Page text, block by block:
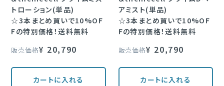
ヘアケア
サプリメント
定期購入
FOLLOW US
トローション(単品)
☆3本まとめ買いで10%OF
Fの特別価格！送料無料
販売価格¥ 20,790
カートに入れる
アミスト(単品)
☆3本まとめ買いで10%OF
Fの特別価格！送料無料
販売価格¥ 20,790
カートに入れる